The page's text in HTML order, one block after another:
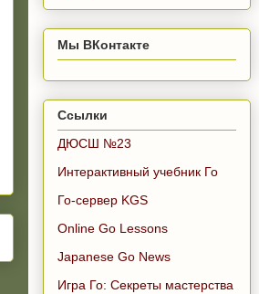
Мы ВКонтакте
Ссылки
ДЮСШ №23
Интерактивный учебник Го
Го-сервер KGS
Online Go Lessons
Japanese Go News
Игра Го: Секреты мастерства